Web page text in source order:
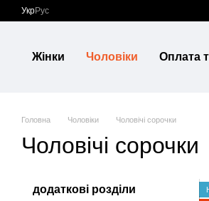
Перейти до основного контенту
УкрРус
Жінки Чоловіки Оплата
Головна Чоловіки Чоловічі сорочки
Чоловічі сорочки
додаткові розділи